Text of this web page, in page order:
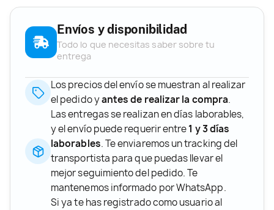
Envíos y disponibilidad
Todo lo que necesitas saber sobre tu
entrega
Los precios del envío se muestran al realizar
el pedido yantes de realizar la compra.
Las entregas se realizan en días laborables,
y el envío puede requerir entre1 y 3 días
laborables. Te enviaremos un tracking del
transportista para que puedas llevar el
mejor seguimiento del pedido. Te
mantenemos informado por WhatsApp.
Si ya te has registrado como usuario al